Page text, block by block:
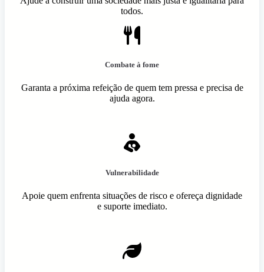
todos.
Combate à fome
Garanta a próxima refeição de quem tem pressa e precisa de
ajuda agora.
Vulnerabilidade
Apoie quem enfrenta situações de risco e ofereça dignidade
e suporte imediato.